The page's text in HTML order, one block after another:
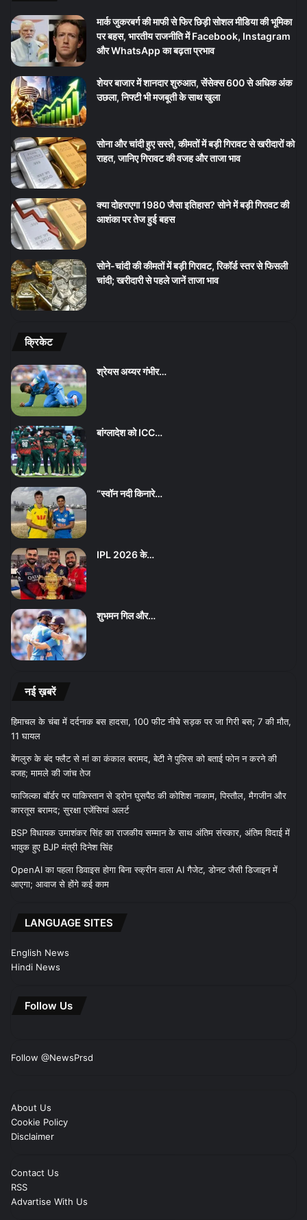
मार्क जुकरबर्ग की माफी से फिर छिड़ी सोशल मीडिया की भूमिका
पर बहस, भारतीय राजनीति में Facebook, Instagram
और WhatsApp का बढ़ता प्रभाव
शेयर बाजार में शानदार शुरुआत, सेंसेक्स 600 से अधिक अंक
उछला, निफ्टी भी मजबूती के साथ खुला
सोना और चांदी हुए सस्ते, कीमतों में बड़ी गिरावट से खरीदारों को
राहत, जानिए गिरावट की वजह और ताजा भाव
क्या दोहराएगा 1980 जैसा इतिहास? सोने में बड़ी गिरावट की
आशंका पर तेज हुई बहस
सोने-चांदी की कीमतों में बड़ी गिरावट, रिकॉर्ड स्तर से फिसली
चांदी; खरीदारी से पहले जानें ताजा भाव
क्रिकेट
श्रेयस अय्यर गंभीर…
बांग्लादेश को ICC…
“स्वॉन नदी किनारे…
IPL 2026 के…
शुभमन गिल और…
नई ख़बरें
हिमाचल के चंबा में दर्दनाक बस हादसा, 100 फीट नीचे सड़क पर जा गिरी बस; 7 की मौत,
11 घायल
बेंगलुरु के बंद फ्लैट से मां का कंकाल बरामद, बेटी ने पुलिस को बताई फोन न करने की
वजह; मामले की जांच तेज
फाजिल्का बॉर्डर पर पाकिस्तान से ड्रोन घुसपैठ की कोशिश नाकाम, पिस्तौल, मैगजीन और
कारतूस बरामद; सुरक्षा एजेंसियां अलर्ट
BSP विधायक उमाशंकर सिंह का राजकीय सम्मान के साथ अंतिम संस्कार, अंतिम विदाई में
भावुक हुए BJP मंत्री दिनेश सिंह
OpenAI का पहला डिवाइस होगा बिना स्क्रीन वाला AI गैजेट, डोनट जैसी डिजाइन में
आएगा; आवाज से होंगे कई काम
LANGUAGE SITES
English News
Hindi News
Follow Us
Follow @NewsPrsd
About Us
Cookie Policy
Disclaimer
Contact Us
RSS
Advartise With Us